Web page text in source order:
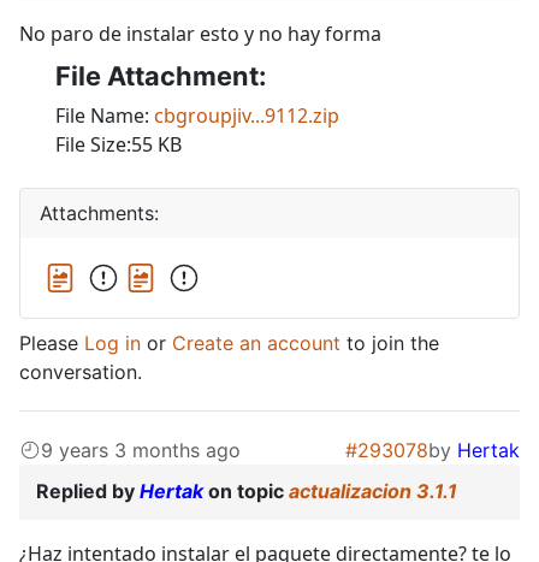
No paro de instalar esto y no hay forma
File Attachment:
File Name: cbgroupjiv...9112.zip
File Size:55 KB
Attachments:
Please Log in or Create an account to join the
conversation.
9 years 3 months ago #293078by Hertak
Replied by Hertakon topic actualizacion 3.1.1
¿Haz intentado instalar el paquete directamente? te lo